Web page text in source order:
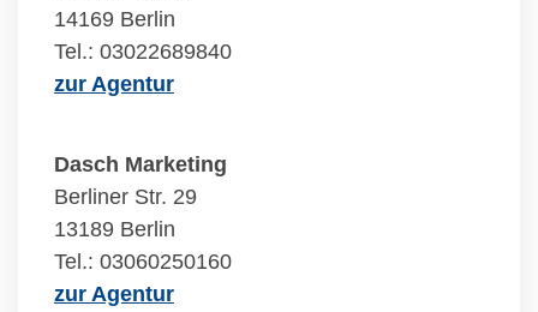
14169 Berlin
Tel.: 03022689840
zur Agentur
Dasch Marketing
Berliner Str. 29
13189 Berlin
Tel.: 03060250160
zur Agentur